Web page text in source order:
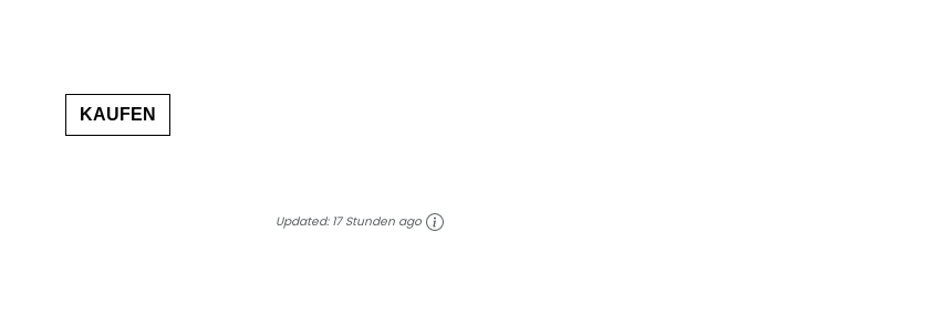
KAUFEN
Updated: 17 Stunden ago